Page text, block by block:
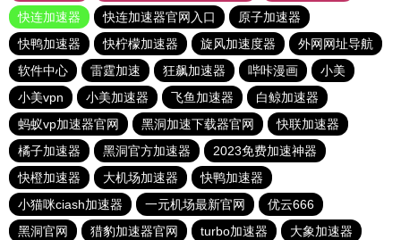
快连加速器
快连加速器官网入口
原子加速器
快鸭加速器
快柠檬加速器 旋风加速度器
外网网址导航
软件中心
雷霆加速 狂飙加速器 哔咔漫画
小美
小美vpn
小美加速器 飞鱼加速器
白鲸加速器
蚂蚁vp加速器官网
黑洞加速下载器官网
快联加速器
橘子加速器
黑洞官方加速器
2023免费加速神器
快橙加速器
大机场加速器
快鸭加速器
小猫咪ciash加速器
一元机场最新官网
优云666
黑洞官网
猎豹加速器官网 turbo加速器 大象加速器